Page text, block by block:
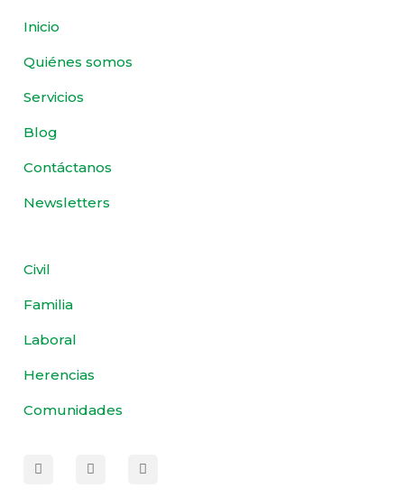
Inicio
Quiénes somos
Servicios
Blog
Contáctanos
Newsletters
Civil
Familia
Laboral
Herencias
Comunidades